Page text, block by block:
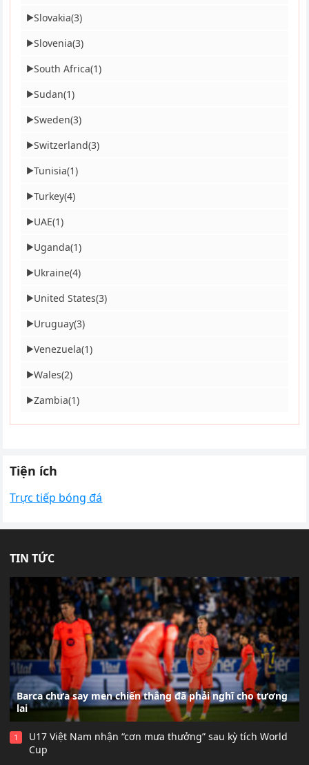
▶Slovakia(3)
▶Slovenia(3)
▶South Africa(1)
▶Sudan(1)
▶Sweden(3)
▶Switzerland(3)
▶Tunisia(1)
▶Turkey(4)
▶UAE(1)
▶Uganda(1)
▶Ukraine(4)
▶United States(3)
▶Uruguay(3)
▶Venezuela(1)
▶Wales(2)
▶Zambia(1)
Tiện ích
Trực tiếp bóng đá
TIN TỨC
Barca chưa say men chiến thắng đã phải nghĩ cho tương
lai
1
U17 Việt Nam nhận “cơn mưa thưởng” sau kỳ tích World
Cup